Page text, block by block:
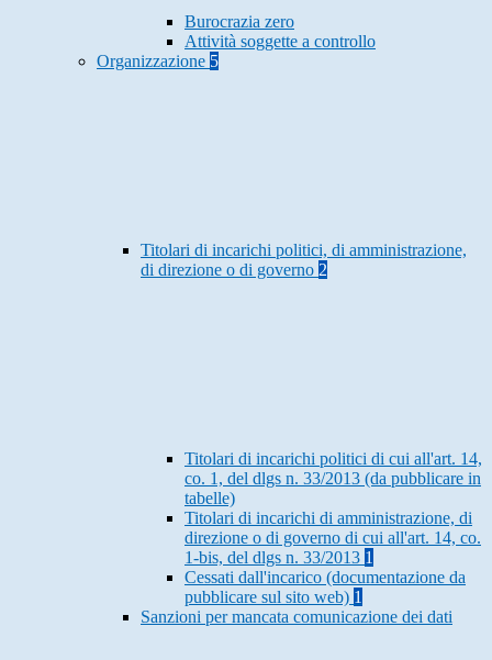
Burocrazia zero
Attività soggette a controllo
Organizzazione 5
Titolari di incarichi politici, di amministrazione,
di direzione o di governo 2
Titolari di incarichi politici di cui all'art. 14,
co. 1, del dlgs n. 33/2013 (da pubblicare in
tabelle)
Titolari di incarichi di amministrazione, di
direzione o di governo di cui all'art. 14, co.
1-bis, del dlgs n. 33/2013 1
Cessati dall'incarico (documentazione da
pubblicare sul sito web) 1
Sanzioni per mancata comunicazione dei dati